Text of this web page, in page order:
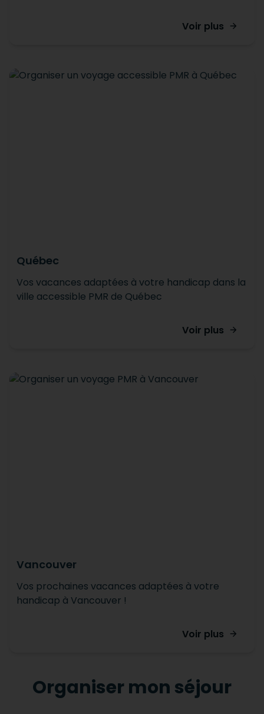
Voir plus
Québec
Vos vacances adaptées à votre handicap dans la
ville accessible PMR de Québec
Voir plus
Vancouver
Vos prochaines vacances adaptées à votre
handicap à Vancouver !
Voir plus
Organiser mon séjour